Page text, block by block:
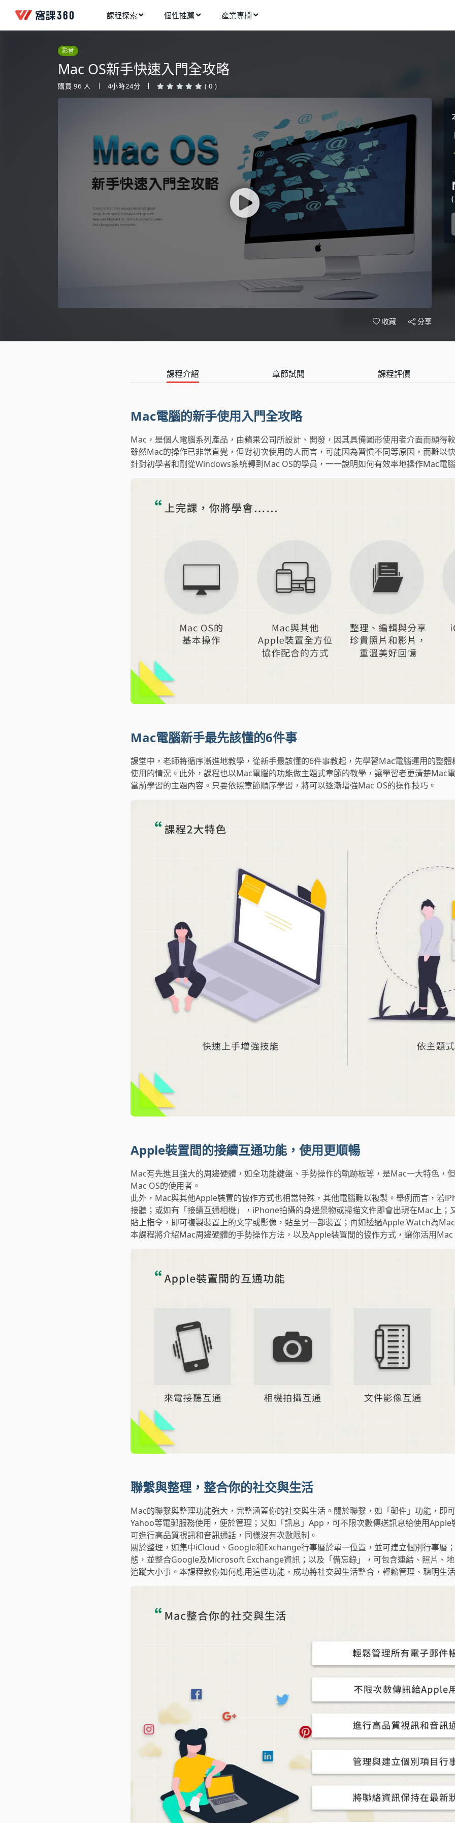
課程探索
多媒體動畫
視覺設計
電繪與手繪
網頁設計
網路行銷
網路管理
個性推薦
架構師
創造者
執行者
生活家
產業專欄
影像動畫
設計應用
健康生活
理財投資
所有專欄
今天想要學什麼?
窩課推薦給您
影音
Mac OS新手快速入門全攻略
購買 96 人 4小時24分 ( 0 )
收藏 分享
(
課程介紹 章節試閱 課程評價
Mac電腦的新手使用入門全攻略
Mac，是個人電腦系列產品，由蘋果公司所設計、開發，因其具備圖形使用者介面而顯得
雖然Mac的操作已非常直覺，但對初次使用的人而言，可能因為習慣不同等原因，而難以
針對初學者和剛從Windows系統轉到Mac OS的學員，一一說明如何有效率地操作Mac電
Mac電腦新手最先該懂的6件事
課堂中，老師將循序漸進地教學，從新手最該懂的6件事教起，先學習Mac電腦運用的整
使用的情況。此外，課程也以Mac電腦的功能做主題式章節的教學，讓學習者更清楚Mac
當前學習的主題內容。只要依照章節順序學習，將可以逐漸增強Mac OS的操作技巧。
Apple裝置間的接續互通功能，使用更順暢
Mac有先進且強大的周邊硬體，如全功能鍵盤、手勢操作的軌跡板等，是Mac一大特色，
Mac OS的使用者。
此外，Mac與其他Apple裝置的協作方式也相當特殊，其他電腦難以複製。舉例而言，若
接聽；或如有「接續互通相機」，iPhone拍攝的身邊景物或掃描文件即會出現在Mac上；
貼上指令，即可複製裝置上的文字或影像，貼至另一部裝置；再如透過Apple Watch為
本課程將介紹Mac周邊硬體的手勢操作方法，以及Apple裝置間的協作方式，讓你活用Mac
聯繫與整理，整合你的社交與生活
Mac的聯繫與整理功能強大，完整涵蓋你的社交與生活。關於聯繫，如「郵件」功能，即
Yahoo等電郵服務使用，便於管理；又如「訊息」App，可不限次數傳送訊息給使用Apple
可進行高品質視訊和音訊通話，同樣沒有次數限制。
關於整理，如集中iCloud、Google和Exchange行事曆於單一位置，並可建立個別行事曆
態，並整合Google及Microsoft Exchange資訊；以及「備忘錄」，可包含連結、照片、
追蹤大小事。本課程教你如何應用這些功能，成功將社交與生活整合，輕鬆管理、聰明生